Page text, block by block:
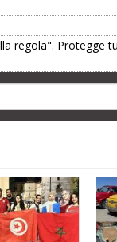
regola". Protegge